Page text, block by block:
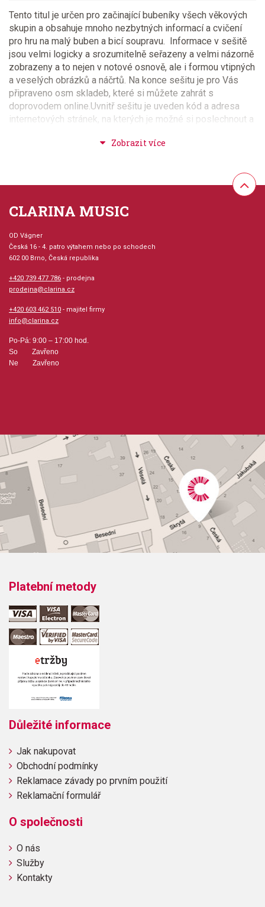
Tento titul je určen pro začinající bubeníky všech věkových
skupin a obsahuje mnoho nezbytných informací a cvičení
pro hru na malý buben a bicí soupravu. Informace v sešitě
jsou velmi logicky a srozumitelně seřazeny a velmi názorně
zobrazeny a to nejen v notové osnově, ale i formou vtipných
a veselých obrázků a náčrtů. Na konce sešitu je pro Vás
připraveno osm skladeb, které si můžete zahrát s
doprovodem online.Uvnitř sešitu je uveden kód a adresa
internetových stránek, na kterých je možné si poslechnout a
sešit, který Vás nejen naučí základům hry na bicí soupravu,
Jazyk: anglicky
Hudební styl: výukové + instruktážní tituly a školy,
hudba pro děti, žáky a studenty
Velikost (rozměr): 22 x 29 cm
Počet skladeb: 8
Počet stran: 112
Výrobce: MEL BAY PUBLICATIONS
Obsahuje:
ClearwaterJay's RoomTennesseeMikey GMusical's Mike
ThemeRockin' Rob's Rock SongThe Drumming BluesOne
Fine Day
CLARINA MUSIC
OD Vágner
Česká 16 - 4. patro výtahem nebo po schodech
602 00 Brno, Česká republika
+420 739 477 786 - prodejna
prodejna@clarina.cz
+420 603 462 510 - majitel firmy
info@clarina.cz
Po-Pá: 9:00 – 17:00 hod.
So Zavřeno
Ne Zavřeno
Platební metody
Důležité informace
Jak nakupovat
Obchodní podmínky
Reklamace závady po prvním použití
Reklamační formulář
O společnosti
O nás
Služby
Kontakty